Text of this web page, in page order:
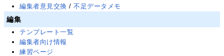
編集者意見交換 /不足データメモ
編集
テンプレート一覧
編集者向け情報
練習ページ